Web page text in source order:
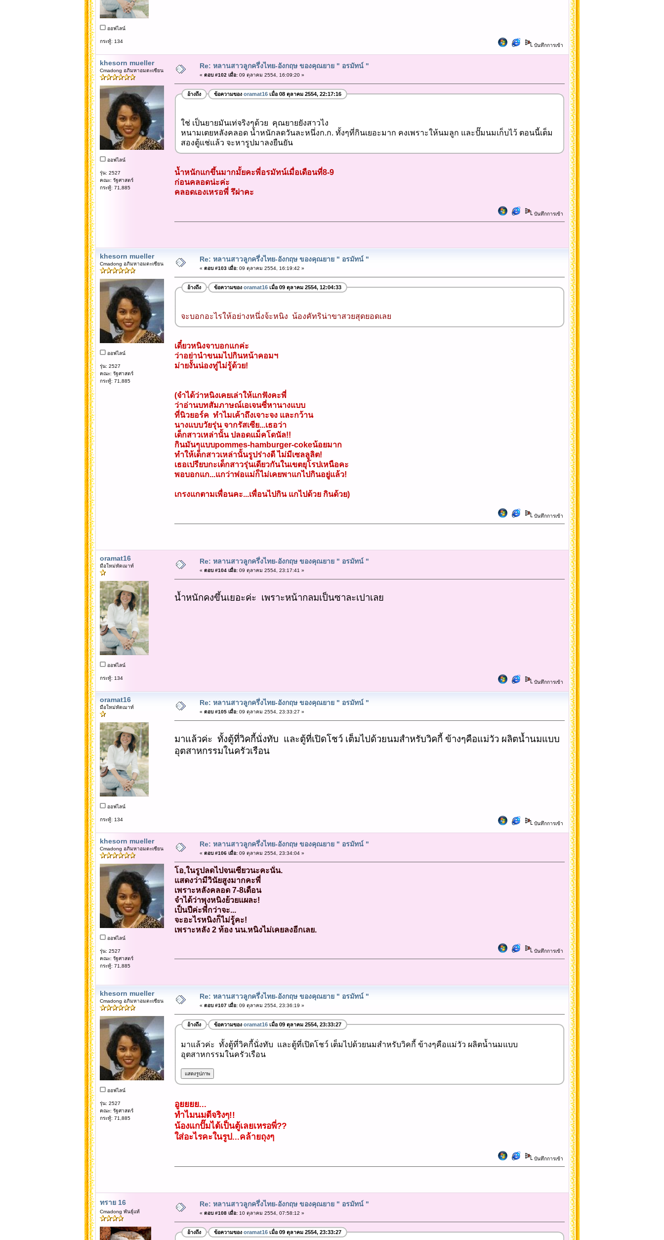
ออฟไลน์
กระทู้: 134
บันทึกการเข้า
khesorn mueller
Cmadong อภิมหาอมตะเซียน
ออฟไลน์
รุ่น: 2527
คณะ: รัฐศาสตร์
กระทู้: 71,885
Re: หลานสาวลูกครึ่งไทย-อังกฤษ ของคุณยาย " อรมัทน์ "
« ตอบ #102 เมื่อ:09 ตุลาคม 2554, 16:09:20 »
อ้างถึง ข้อความของ oramat16เมื่อ 08 ตุลาคม 2554, 22:17:16
ใช่ เป็นยายมันเท่จริงๆด้วย คุณยายยังสาวไง
หนามเตยหลังคลอด น้ำหนักลดวันละหนึ่งก.ก. ทั้งๆที่กินเยอะมาก คงเพราะให้นมลูก และปั๊มนมเก็บไว้ ตอนนี้เต็ม
สองตู้แช่แล้ว จะหารูปมาลงยืนยัน
น้ำหนักแกขึ้นมากมั้ยคะพี่อรมัทน์เมื่อเดือนที่8-9
ก่อนคลอดน่ะค่ะ
คลอดเองเหรอพี่ รึผ่าคะ
บันทึกการเข้า
khesorn mueller
Cmadong อภิมหาอมตะเซียน
ออฟไลน์
รุ่น: 2527
คณะ: รัฐศาสตร์
กระทู้: 71,885
Re: หลานสาวลูกครึ่งไทย-อังกฤษ ของคุณยาย " อรมัทน์ "
« ตอบ #103 เมื่อ:09 ตุลาคม 2554, 16:19:42 »
อ้างถึง ข้อความของ oramat16เมื่อ 09 ตุลาคม 2554, 12:04:33
จะบอกอะไรให้อย่างหนึ่งจ้ะหนิง น้องคัทริน่าขาสวยสุดยอดเลย
เดี๋ยวหนิงจาบอกแกค่ะ
ว่าอย่านำขนมไปกินหน้าคอมฯ
ม่ายงั้นน่องทู่ไม่รู้ด้วย!
(จำได้ว่าหนิงเคยเล่าให้แกฟังคะพี่
ว่าอ่านบทสัมภาษณ์เอเจนซี่หานางแบบ
ที่นิวยอร์ค ทำไมเค้าถึงเจาะจง และกว้าน
นางแบบวัยรุ่น จากรัสเซีย...เธอว่า
เด็กสาวเหล่านั้น ปลอดแม็คโดนัล!!
กินมันๆแบบpommes-hamburger-cokeน้อยมาก
ทำให้เด็กสาวเหล่านั้นรูปร่างดี ไม่มีเซลลูลิต!
เธอเปรียบกะเด็กสาวรุ่นเดียวกันในเขตยุโรปเหนือคะ
พอบอกแก...แกว่าพ่อแม่ก็ไม่เคยพาแกไปกินอยู่แล้ว!
เกรงแกตามเพื่อนคะ...เพื่อนไปกิน แกไปด้วย กินด้วย)
บันทึกการเข้า
oramat16
มือใหม่หัดเมาท์
ออฟไลน์
กระทู้: 134
Re: หลานสาวลูกครึ่งไทย-อังกฤษ ของคุณยาย " อรมัทน์ "
« ตอบ #104 เมื่อ:09 ตุลาคม 2554, 23:17:41 »
น้ำหนักคงขึ้นเยอะค่ะ เพราะหน้ากลมเป็นซาละเปาเลย
บันทึกการเข้า
oramat16
มือใหม่หัดเมาท์
ออฟไลน์
กระทู้: 134
Re: หลานสาวลูกครึ่งไทย-อังกฤษ ของคุณยาย " อรมัทน์ "
« ตอบ #105 เมื่อ:09 ตุลาคม 2554, 23:33:27 »
มาแล้วค่ะ ทั้งตู้ที่วิคกี้นั่งทับ และตู้ที่เปิดโชว์ เต็มไปด้วยนมสำหรับวิคกี้ ข้างๆคือแม่วัว ผลิตน้ำนมแบบ
อุตสาหกรรมในครัวเรือน
บันทึกการเข้า
khesorn mueller
Cmadong อภิมหาอมตะเซียน
ออฟไลน์
รุ่น: 2527
คณะ: รัฐศาสตร์
กระทู้: 71,885
Re: หลานสาวลูกครึ่งไทย-อังกฤษ ของคุณยาย " อรมัทน์ "
« ตอบ #106 เมื่อ:09 ตุลาคม 2554, 23:34:04 »
โอ,ในรูปลดไปจนเซียวนะคะนั่น.
แสดงว่ามีวินัยสูงมากคะพี่
เพราะหลังคลอด 7-8เดือน
จำได้ว่าพุงหนิงย้วยแผละ!
เป็นปีค่ะพี่กว่าจะ...
จะอะไรหนิงก็ไม่รู้คะ!
เพราะหลัง 2 ท้อง นน.หนิงไม่เคยลงอีกเลย.
บันทึกการเข้า
khesorn mueller
Cmadong อภิมหาอมตะเซียน
ออฟไลน์
รุ่น: 2527
คณะ: รัฐศาสตร์
กระทู้: 71,885
Re: หลานสาวลูกครึ่งไทย-อังกฤษ ของคุณยาย " อรมัทน์ "
« ตอบ #107 เมื่อ:09 ตุลาคม 2554, 23:36:19 »
อ้างถึง ข้อความของ oramat16เมื่อ 09 ตุลาคม 2554, 23:33:27
มาแล้วค่ะ ทั้งตู้ที่วิคกี้นั่งทับ และตู้ที่เปิดโชว์ เต็มไปด้วยนมสำหรับวิคกี้ ข้างๆคือแม่วัว ผลิตน้ำนมแบบ
อุตสาหกรรมในครัวเรือน
อูยยยย...
ทำไมนมดีจริงๆ!!
น้องแกปั๊มได้เป็นตู้เลยเหรอพี่??
ใส่อะไรคะในรูป...คล้ายถุงๆ
บันทึกการเข้า
ทราย 16
Cmadong พันธุ์แท้
Re: หลานสาวลูกครึ่งไทย-อังกฤษ ของคุณยาย " อรมัทน์ "
« ตอบ #108 เมื่อ:10 ตุลาคม 2554, 07:58:12 »
อ้างถึง ข้อความของ oramat16เมื่อ 09 ตุลาคม 2554, 23:33:27